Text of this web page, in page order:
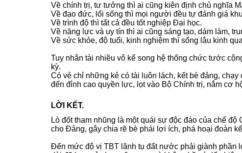
Về chính trị, tư tưởng thì ai cũng kiên định chủ nghĩa
Về đạo đức, lối sống thì mọi người đều tự đánh giá
Về trình độ thì tất cả đều tốt nghiệp Đại học.
Về năng lực và uy tín thì ai cũng sáng tạo, dám làm,
Về sức khỏe, độ tuổi, kinh nghiệm thì sống lâu kinh
Tuy nhân tài nhiều vô kể song hệ thống chức tước
kỳ.
Có vẻ chỉ những kẻ có tài luôn lách, kết bè đảng,
đến đỉnh cao quyền lực, lọt vào Bộ Chính trị, nắm cơ
LỜI KẾT.
Lò đốt tham nhũng là một quái sự độc đáo của chế
cho Đảng, gây chia rẽ bè phái lợi ích, phá hoại đoàn
Đến mức độ vị TBT lãnh tụ đất nước phải giành phần